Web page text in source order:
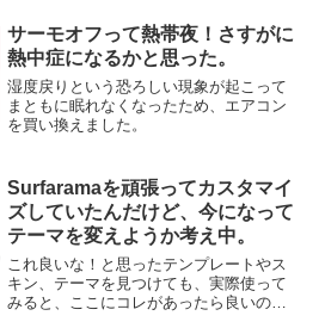
サーモオフって熱帯夜！さすがに
熱中症になるかと思った。
湿度戻りという恐ろしい現象が起こって
まともに眠れなくなったため、エアコン
を買い換えました。
Surfaramaを頑張ってカスタマイ
ズしていたんだけど、今になって
テーマを変えようか考え中。
これ良いな！と思ったテンプレートやス
キン、テーマを見つけても、実際使って
みると、ここにコレがあったら良いの